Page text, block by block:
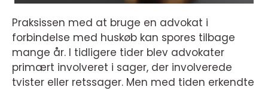
Praksissen med at bruge en advokat i
forbindelse med huskøb kan spores tilbage
mange år. I tidligere tider blev advokater
primært involveret i sager, der involverede
tvister eller retssager. Men med tiden erkendte